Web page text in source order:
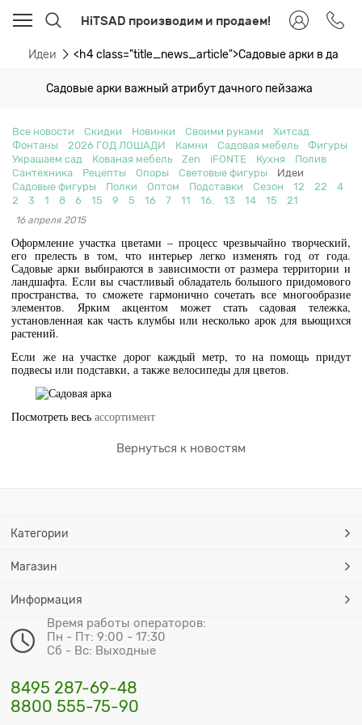
HiTSAD производим и продаем!
Идеи <h4 class="title_news_article">Садовые арки в
Садовые арки важный атрибут дачного пейзажа
Все новости Скидки Новинки Своими руками
Хитсад
Фонтаны
2026 ГОД ЛОШАДИ Камни Садовая мебель
Фигуры
Украшаем сад
Кованая мебель Zen iFONTE Кухня
Полив
Сантехника
Рецепты Опоры Световые фигуры
Идеи
Садовые фигуры
Полки Оптом Подставки Сезон 12 22
4
2
3 1 8 6 15 9 5 16 7 11 16. 13 14 15 21
16 апреля 2015
Оформление участка цветами – процесс чрезвычайно творческий,
его прелесть в том, что интерьер легко изменять год от года.
Садовые арки выбираются в зависимости от размера территории и
ландшафта. Если вы счастливый обладатель большого придомового
пространства, то сможете гармонично сочетать все многообразие
элементов. Ярким акцентом может стать садовая тележка,
установленная как часть клумбы или несколько арок для вьющихся
растений.
Если же на участке дорог каждый метр, то на помощь придут
подвесы или подставки, а также велосипеды для цветов.
Посмотреть весьассортимент
Вернуться к новостям
Категории
Магазин
Информация
Время работы операторов:
Пн - Пт: 9:00 - 17:30
Сб - Вс: Выходные
8495 287-69-48
8800 555-75-90